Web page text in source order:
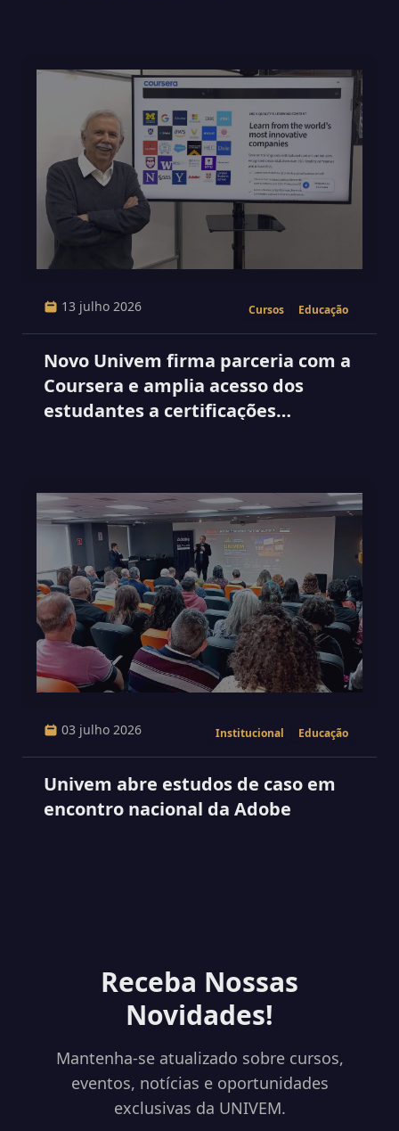
13 julho 2026 Cursos Educação
Novo Univem firma parceria com a
Coursera e amplia acesso dos
estudantes a certificações
03 julho 2026 Institucional Educação
Univem abre estudos de caso em
encontro nacional da Adobe
Receba Nossas
Novidades!
Mantenha-se atualizado sobre cursos,
eventos, notícias e oportunidades
exclusivas da UNIVEM.